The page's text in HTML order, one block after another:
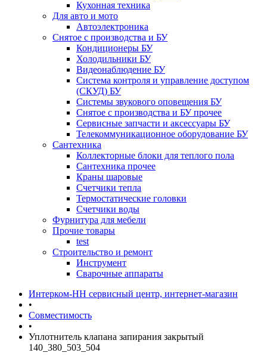
Кухонная техника
Для авто и мото
Автоэлектроника
Снятое с производства и БУ
Кондиционеры БУ
Холодильники БУ
Видеонаблюдение БУ
Система контроля и управление доступом
(СКУД) БУ
Системы звукового оповещения БУ
Снятое с производства и БУ прочее
Сервисные запчасти и аксессуары БУ
Телекоммуникационное оборудование БУ
Сантехника
Коллекторные блоки для теплого пола
Сантехника прочее
Краны шаровые
Счетчики тепла
Термоcтатические головки
Счетчики воды
Фурнитура для мебели
Прочие товары
test
Строительство и ремонт
Инструмент
Сварочные аппараты
Интерком-НН сервисный центр, интернет-магазин
•
Совместимость
•
Уплотнитель клапана запирания закрытый
140_380_503_504